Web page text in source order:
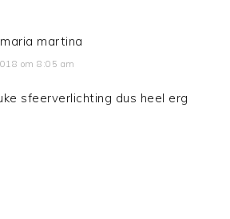
martina
om 8:05 am
sfeerverlichting dus heel erg